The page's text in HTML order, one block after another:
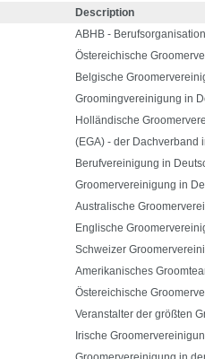
Description
ABHB -
Östereichische
Belgische
Groomingvereinigung in
Holländische
(EGA) - der Dachverband
Berufvereinigung in
Groomervereinigung in
Australische
Englische
Schweizer
Amerikanisches
Östereichische
Veranstalter der größten
Irische